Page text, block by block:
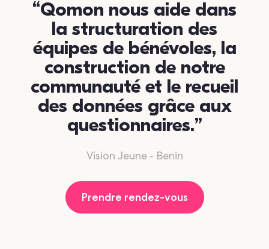
“Qomon nous aide dans
la structuration des
équipes de bénévoles, la
construction de notre
communauté et le recueil
des données grâce aux
questionnaires.”
Vision Jeune - Benin
Prendre rendez-vous